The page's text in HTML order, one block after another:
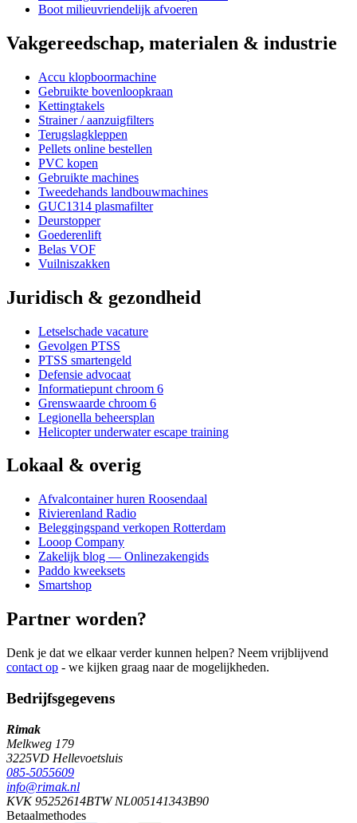
Boot milieuvriendelijk afvoeren
Vakgereedschap, materialen & industrie
Accu klopboormachine
Gebruikte bovenloopkraan
Kettingtakels
Strainer / aanzuigfilters
Terugslagkleppen
Pellets online bestellen
PVC kopen
Gebruikte machines
Tweedehands landbouwmachines
GUC1314 plasmafilter
Deurstopper
Goederenlift
Belas VOF
Vuilniszakken
Juridisch & gezondheid
Letselschade vacature
Gevolgen PTSS
PTSS smartengeld
Defensie advocaat
Informatiepunt chroom 6
Grenswaarde chroom 6
Legionella beheersplan
Helicopter underwater escape training
Lokaal & overig
Afvalcontainer huren Roosendaal
Rivierenland Radio
Beleggingspand verkopen Rotterdam
Looop Company
Zakelijk blog — Onlinezakengids
Paddo kweeksets
Smartshop
Partner worden?
Denk je dat we elkaar verder kunnen helpen? Neem vrijblijvend
contact op - we kijken graag naar de mogelijkheden.
Bedrijfsgegevens
Rimak
Melkweg 179
3225VD Hellevoetsluis
085-5055609
info@rimak.nl
KVK 95252614BTW NL005141343B90
Betaalmethodes